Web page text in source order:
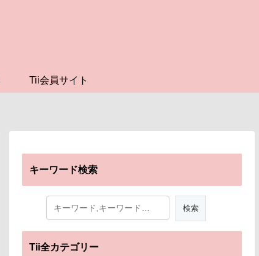
Tii会員サイト
キーワード検索
Tii全カテゴリー